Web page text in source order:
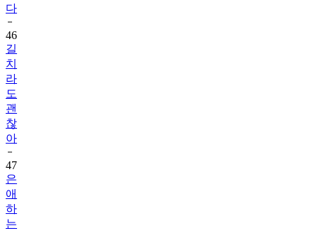
다
46
길
치
라
도
괜
찮
아
47
은
애
하
는